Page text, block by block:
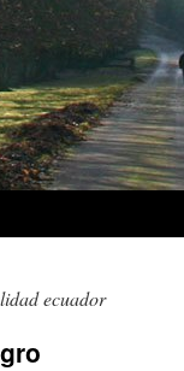
ecuador